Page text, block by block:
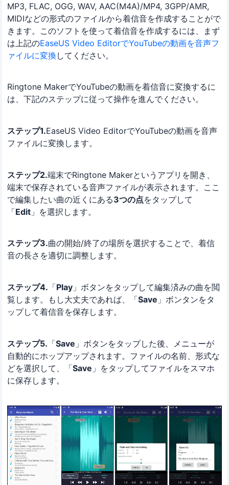
MP3, FLAC, OGG, WAV, AAC(M4A)/MP4, 3GPP/AMR,
MIDIなどの形式のファイルから着信音を作成することがで
きます。このソフトを使って着信音を作成するには、まず
は上記のEaseUS Video EditorでYouTubeの動画を音声フ
ァイルに変換 してください。
Ringtone MakerでYouTubeの動画を着信音に変換するに
は、下記のステップに従って操作を進んでください。
ステップ1.EaseUS Video EditorでYouTubeの動画を音声
ファイルに変換します。
ステップ2.端末でRingtone Makerというアプリを開き、
端末で保存されている音声ファイルが表示されます。ここ
で編集したい曲の近くにある3つの点をタップして
「Edit 」を選択します。
ステップ3.曲の開始/終了の場所を選択することで、着信
音の長さを適切に調整します。
ステップ4. 「Play 」ボタンをタップして編集済みの曲を閲
覧します。もし大丈夫であれば、「Save 」ボンタンをタ
ップして着信音を保存します。
ステップ5. 「Save 」ボタンをタップした後、メニューが
自動的にホップアップされます。ファイルの名前、形式な
どを選択して、「Save 」をタップしてファイルをスマホ
に保存します。